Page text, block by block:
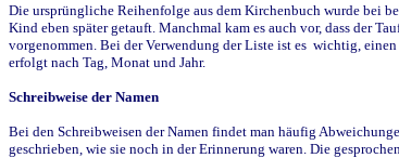
Die ursprüngliche Reihenfolge aus dem Kirchenbuch wurde bei
Kind eben später getauft. Manchmal kam es auch vor, dass der
vorgenommen. Bei der Verwendung der Liste ist es wichtig,
erfolgt nach Tag, Monat und Jahr.
Schreibweise der Namen
Bei den Schreibweisen der Namen findet man häufig
geschrieben, wie sie noch in der Erinnerung waren. Die